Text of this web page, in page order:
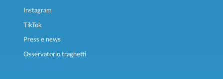
Instagram
TikTok
Press e news
Osservatorio traghetti